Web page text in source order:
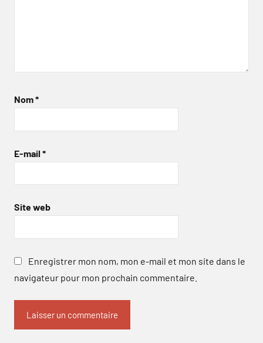
Nom*
E-mail *
Site web
Enregistrer mon nom, mon e-mail et mon site dans le
navigateur pour mon prochain commentaire.